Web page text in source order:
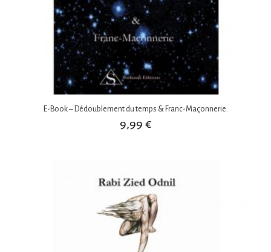
E-Book – Dédoublement du temps & Franc-Maçonnerie.
9,99 €